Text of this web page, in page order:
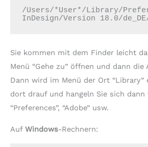
/Users/*User*/Library/
InDesign/Version 18.0/
Sie kommen mit dem Finder leicht
Menü “Gehe zu” öffnen und dann die
Dann wird im Menü der Ort “Library”
dort drauf und hangeln Sie sich
“Preferences”, “Adobe” usw.
Auf Windows-Rechnern: